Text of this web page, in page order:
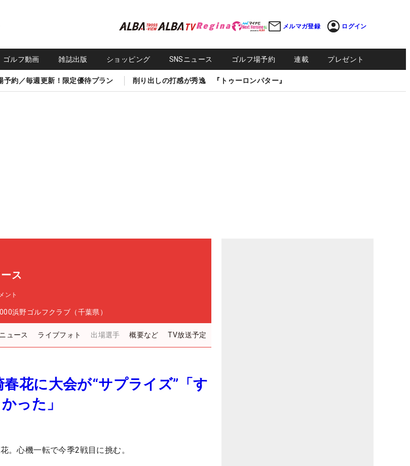
メルマガ登録 ログイン
ゴルフ動画 雑誌出版 ショッピング SNSニュース ゴルフ場予約 連載 プレゼント
予約／毎週更新！限定優待プラン 削り出しの打感が秀逸 『トゥーロンパター』
ス
ント
浜野ゴルフクラブ（千葉県）
ニュース ライブフォト 出場選手 概要など TV放送予定
花に大会が“サプライズ”「す
った」
。心機一転で今季2戦目に挑む。